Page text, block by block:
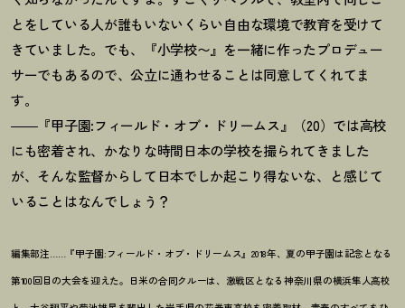
とをしている人が誰もいないくらい自由な環境で教育を受けて
きていました。でも、『小学校〜』を一緒に作ったプロデュー
サーでもあるので、公立に通わせることは同意してくれてま
す。
――『甲子園:フィールド・オブ・ドリームス』（20）では高校
にも密着され、かなりな時間日本の学校を撮られてきました
が、そんな監督からして日本でしか起こり得ないな、と感じて
いることはなんでしょう ？
編集部注……『甲子園:フィールド・オブ・ドリームス』2018年、夏の甲子園は記念となる
第100回目の大会を迎えた。日米の合同クルーは、激戦区となる神奈川県の横浜隼人高校